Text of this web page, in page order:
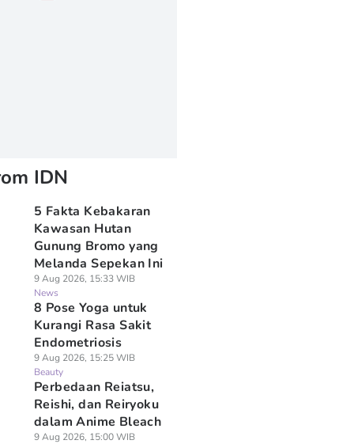
IDN
5 Fakta Kebakaran
Kawasan Hutan
Gunung Bromo yang
Melanda Sepekan Ini
9 Aug 2026, 15:33 WIB
News
8 Pose Yoga untuk
Kurangi Rasa Sakit
Endometriosis
9 Aug 2026, 15:25 WIB
Beauty
Perbedaan Reiatsu,
Reishi, dan Reiryoku
dalam Anime Bleach
9 Aug 2026, 15:00 WIB